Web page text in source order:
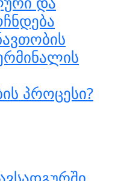
პროცესი?